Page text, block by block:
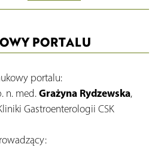
PORTALU
portalu:
n. med. Grażyna Rydzewska,
Gastroenterologii CSK